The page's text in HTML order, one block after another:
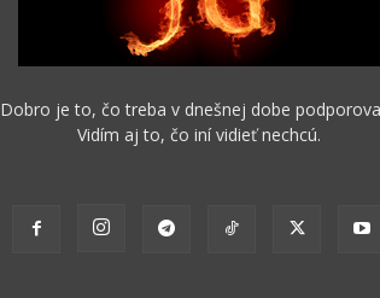
Dobro je to, čo treba v dnešnej dobe
Vidím aj to, čo iní vidieť nechcú.